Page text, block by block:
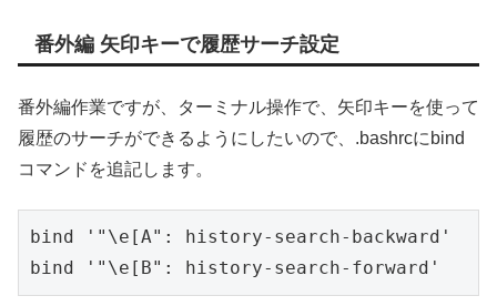
番外編 矢印キーで履歴サーチ設定
番外編作業ですが、ターミナル操作で、矢印キーを使って
履歴のサーチができるようにしたいので、.bashrcにbind
コマンドを追記します。
bind '"\e[A": history-search-backward'
bind '"\e[B": history-search-forward'